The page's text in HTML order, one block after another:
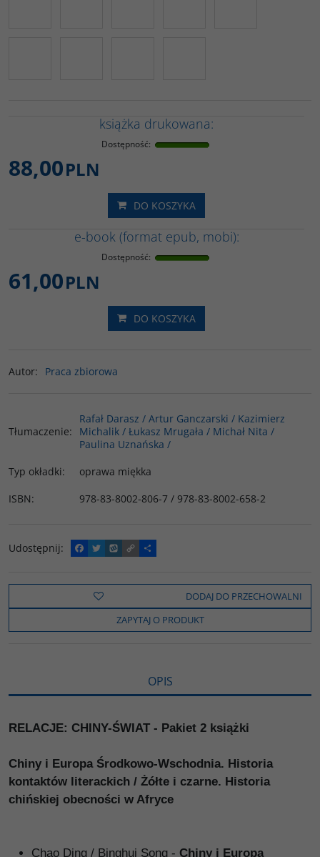
książka drukowana:
Dostępność:
88,00PLN
DO KOSZYKA
e-book (format epub, mobi):
Dostępność:
61,00PLN
DO KOSZYKA
Autor: Praca zbiorowa
Tłumaczenie:
Rafał Darasz / Artur Ganczarski / Kazimierz
Michalik / Łukasz Mrugała / Michał Nita /
Paulina Uznańska /
Typ okładki:
oprawa miękka
ISBN: 978-83-8002-806-7 / 978-83-8002-658-2
Udostępnij:
F
a
e
o
k
T
w
t
t
e
W
y
o
C
o
y
i
n
k
P
o
z
e
l
s
DODAJ DO PRZECHOWALNI
ZAPYTAJ O PRODUKT
OPIS
RELACJE: CHINY-ŚWIAT - Pakiet 2 książki
Chiny i Europa Środkowo-Wschodnia. Historia
kontaktów literackich / Żółte i czarne. Historia
chińskiej obecności w Afryce
Chao Ding / Binghui Song - Chiny i Europa